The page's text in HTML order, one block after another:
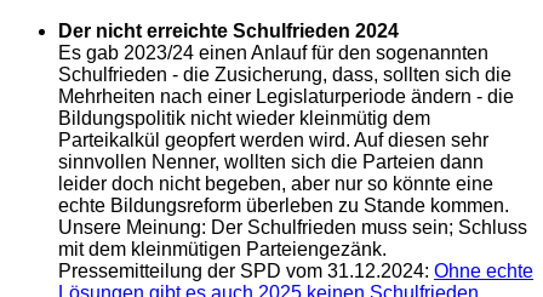
Der nicht erreichte Schulfrieden 2024
Es gab 2023/24 einen Anlauf für den sogenannten
Schulfrieden - die Zusicherung, dass, sollten sich die
Mehrheiten nach einer Legislaturperiode ändern - die
Bildungspolitik nicht wieder kleinmütig dem
Parteikalkül geopfert werden wird. Auf diesen sehr
sinnvollen Nenner, wollten sich die Parteien dann
leider doch nicht begeben, aber nur so könnte eine
echte Bildungsreform überleben zu Stande kommen.
Unsere Meinung: Der Schulfrieden muss sein; Schluss
mit dem kleinmütigen Parteiengezänk.
Pressemitteilung der SPD vom 31.12.2024: Ohne echte